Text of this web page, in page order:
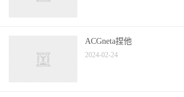
ACGneta捏他
2024-02-24